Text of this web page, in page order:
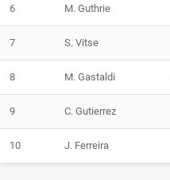
6 M. Guthrie
7 S. Vitse
8 M. Gastaldi
9 C. Gutierrez
10 J. Ferreira